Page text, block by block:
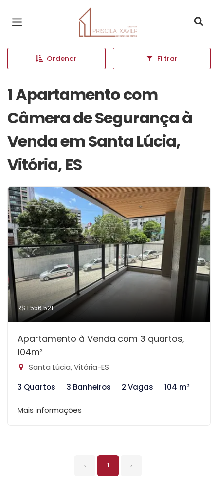
Página inicial
Ordenar Filtrar
1 Apartamento com
Câmera de Segurança à
Venda em Santa Lúcia,
Vitória, ES
R$ 1.556.521
Apartamento à Venda com 3 quartos,
104m²
Santa Lúcia, Vitória-ES
3 Quartos
3 Banheiros 2 Vagas 104 m²
Mais informações
‹ 1 ›